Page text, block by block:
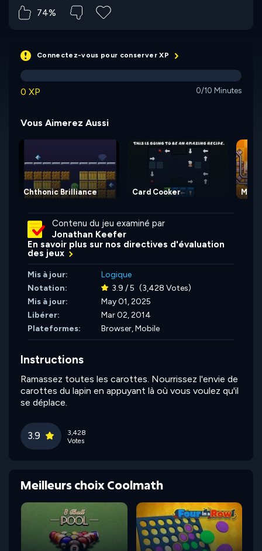
74%
Connectez-vous pour conserver XP
0 XP 0/10 Minutes
Vous Aimerez Aussi
Chthonic Brilliance Card Cooker
Contenu du jeu examiné par
Jonathan Keefer
En savoir plus sur nos directives d'évaluation
des jeux
Mis à jour:
Logique
Notation:
3.9 / 5 (3,428 Votes)
Mis à jour:
May 01, 2025
Libérer:
Mar 02, 2014
Plateformes:
Browser, Mobile
Instructions
Ramassez toutes les carottes. Nourrissez l'envie de
carottes du lapin en appuyant là où vous voulez qu'il
se déplace.
3.9
3,428
Votes
Meilleurs choix Coolmath